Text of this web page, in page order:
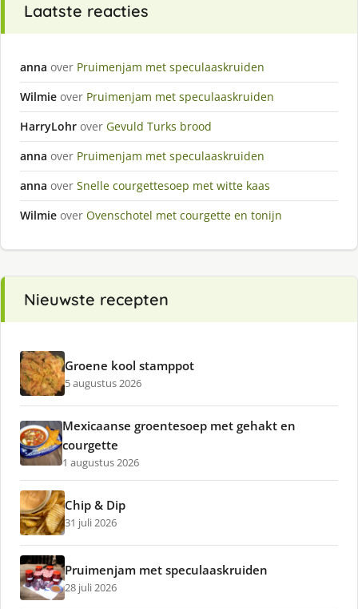
Laatste reacties
anna over Pruimenjam met speculaaskruiden
Wilmie over Pruimenjam met speculaaskruiden
HarryLohr over Gevuld Turks brood
anna over Pruimenjam met speculaaskruiden
anna over Snelle courgettesoep met witte kaas
Wilmie over Ovenschotel met courgette en tonijn
Nieuwste recepten
Groene kool stamppot
5 augustus 2026
Mexicaanse groentesoep met gehakt en
courgette
1 augustus 2026
Chip & Dip
31 juli 2026
Pruimenjam met speculaaskruiden
28 juli 2026